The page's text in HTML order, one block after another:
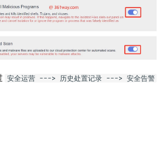
安全运营 ---> 历史处置记录 ---> 安全告警